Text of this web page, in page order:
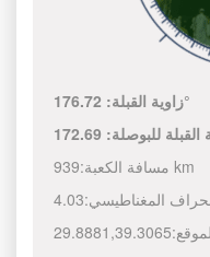
زاوية القبلة:176.72°
القبلة للبوصلة: 172.69
مسافة الكعبة: 939 km
المغناطيسي:
29.8881 ,39.3065